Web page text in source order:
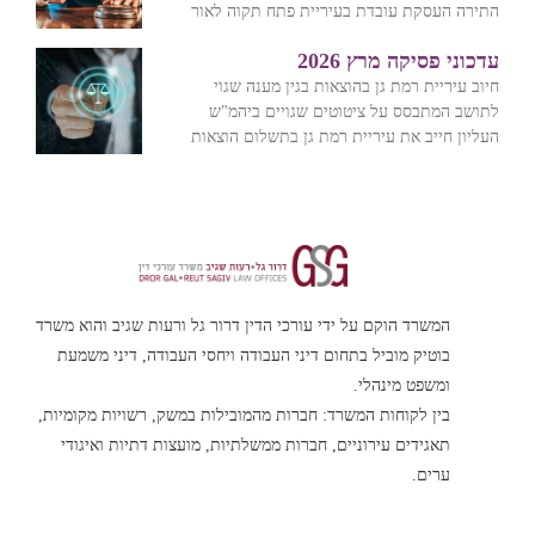
התירה העסקת עובדת בעיריית פתח תקוה לאור
עדכוני פסיקה מרץ 2026
חיוב עיריית רמת גן בהוצאות בגין מענה שגוי
לתושב המתבסס על ציטוטים שגויים ביהמ"ש
העליון חייב את עיריית רמת גן בתשלום הוצאות
המשרד הוקם על ידי עורכי הדין דרור גל ורעות שגיב והוא משרד
בוטיק מוביל בתחום דיני העבודה ויחסי העבודה, דיני משמעת
ומשפט מינהלי.
בין לקוחות המשרד: חברות מהמובילות במשק, רשויות מקומיות,
תאגידים עירוניים, חברות ממשלתיות, מועצות דתיות ואיגודי
ערים.